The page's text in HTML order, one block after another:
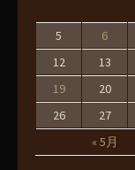
« 5月
5
6
12
13
19
20
26
27